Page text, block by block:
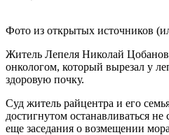
Фото из открытых источников
Житель Лепеля Николай Цобанов
онкологом, который вырезал у
здоровую почку.
Суд житель райцентра и его
достигнутом останавливаться
еще заседания о возмещении